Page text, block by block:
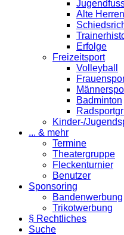
Alte Herren
Erfolge
Freizeitsport
Volleyball
Badminton
Kinder-/
... & mehr
Termine
Theatergruppe
Fleckenturnier
Benutzer
Sponsoring
Bandenwerbung
Trikotwerbung
§ Rechtliches
Suche